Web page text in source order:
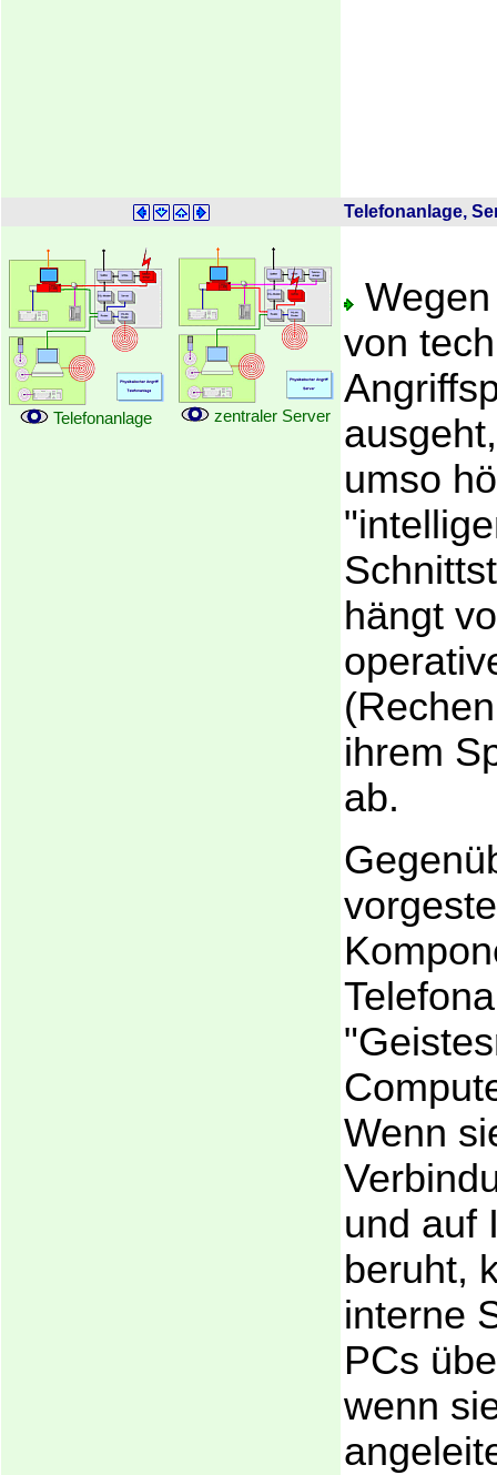
Telefonanlage,
Telefonanlage zentraler Server
von
umso
hängt
ihrem
ab.
Wenn
und auf
beruht,
interne
PCs
wenn